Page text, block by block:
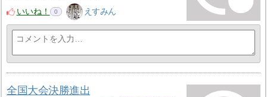
いいね！
0 えすみん
全国大会決勝進出